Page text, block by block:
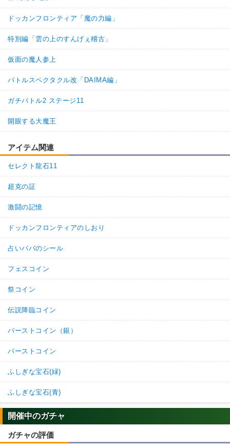
今後も神ゲー攻略をよろしくお願いします。
30-4がおすすめで絶対に右のルート行くって書いたかあったから
やってみたら1回目から左のルート行ったぞちくしょう
返信 (1)
略
コメントありがとうございます。テキストを左ルートに修
また何かお気付きの際は、ご指摘いただけると幸いです。
今後も神ゲー攻略をよろしくお願いします。
返信
名無しさん 通報
ドッカンバトルの動画を定期的に投稿してる人に「新キャラは一
からリンクレベルをMAXまで上げようとするとどれくらいかかる
ドッカンフロンティア「魔の力編」
特別編「雲の上のすんげぇ稽古」
仮面の魔人参上
バトルスペクタクル改「DAIMA編」
ガチバトル2 ステージ11
開眼する大魔王
アイテム関連
セレクト龍石11
超克の証
激闘の記憶
ドッカンフロンティアのしおり
占いババのシール
フェスコイン
祭コイン
伝説降臨コイン
バーストコイン（銀）
バーストコイン
ふしぎな宝石(緑)
ふしぎな宝石(青)
開催中のガチャ
ガチャの評価